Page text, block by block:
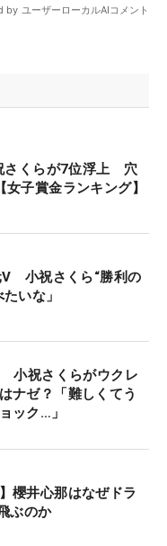
さくらが7位浮上 穴
子賞金ランキング】
小祝さくら“勝利の
いな」
小祝さくらがウクレ
ナゼ？「難しくてう
ック…」
櫻井心那はなぜドラ
ぶのか